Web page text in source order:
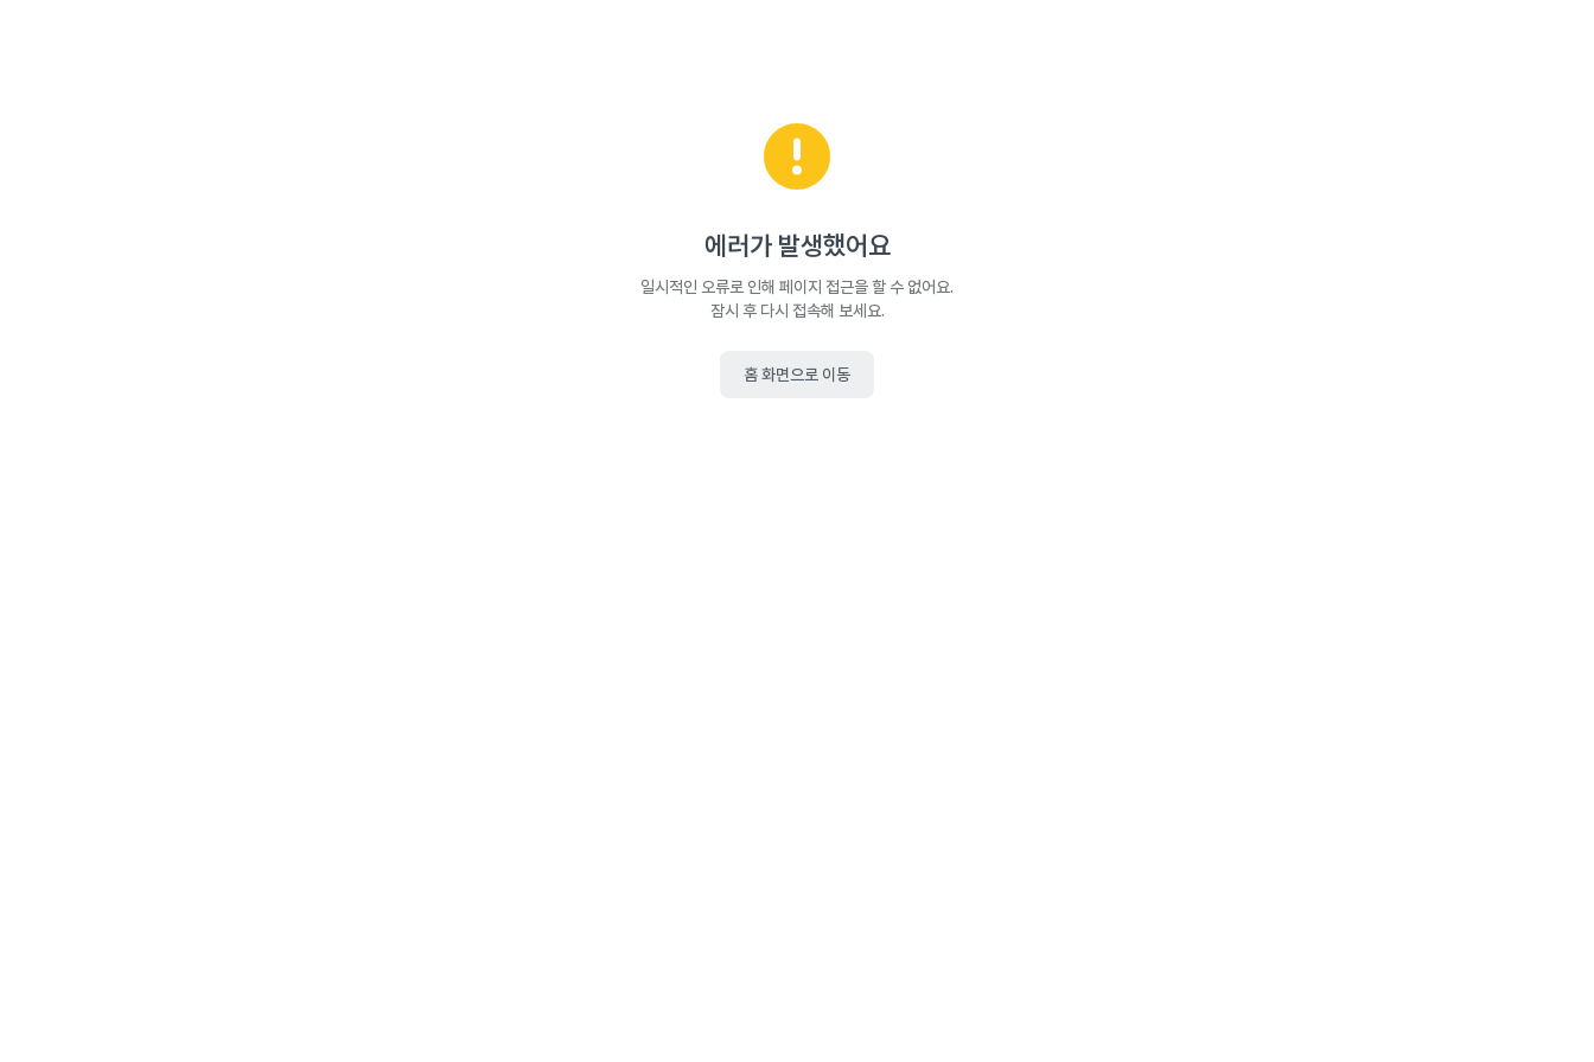
에러가 발생했어요
일시적인 오류로 인해 페이지 접근을 할 수 없어요.
잠시 후 다시 접속해 보세요.
홈 화면으로 이동